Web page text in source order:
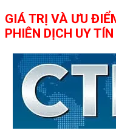
GIÁ TRỊ VÀ ƯU
PHIÊN DỊCH UY TÍN